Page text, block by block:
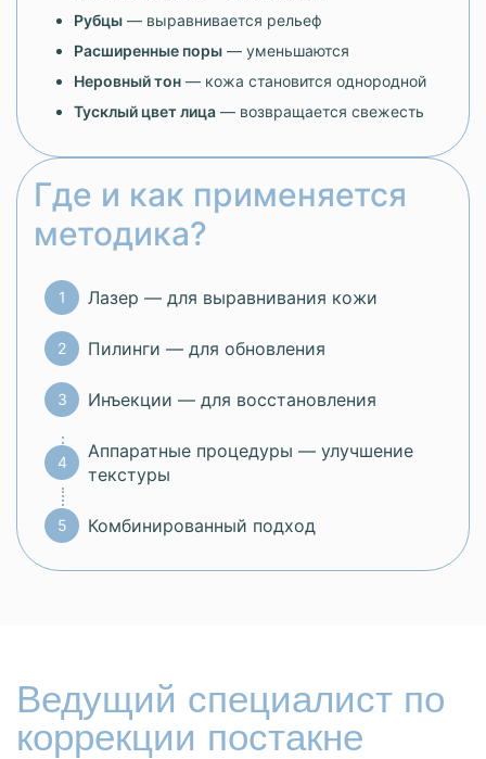
Рубцы — выравнивается рельеф
Расширенные поры — уменьшаются
Неровный тон — кожа становится однородной
Тусклый цвет лица — возвращается свежесть
Где и как применяется
методика?
Лазер — для выравнивания кожи
Пилинги — для обновления
Инъекции — для восстановления
Аппаратные процедуры — улучшение
текстуры
Комбинированный подход
Ведущий специалист по
коррекции постакне